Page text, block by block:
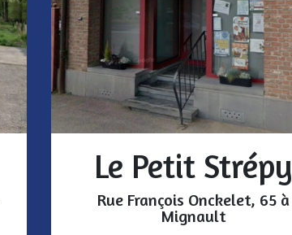
Le Petit Strépy
Rue François Onckelet, 65 à
Mignault